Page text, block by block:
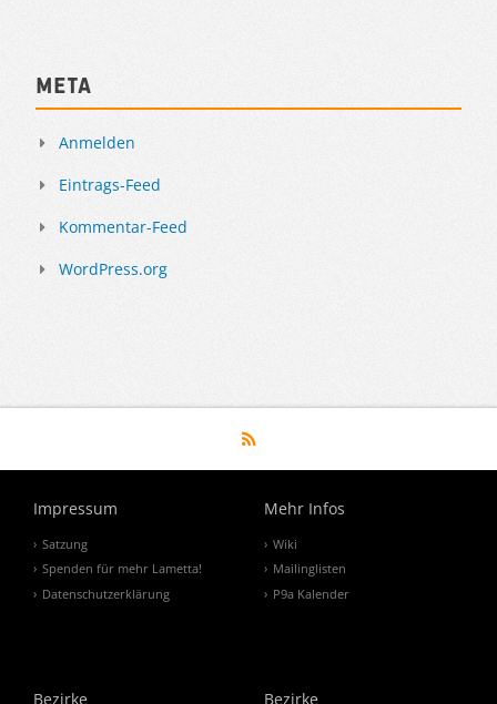
Meta
Anmelden
Eintrags-Feed
Kommentar-Feed
WordPress.org
Impressum
Satzung
Spenden für mehr Lametta!
Datenschutzerklärung
Mehr Infos
Wiki
Mailinglisten
P9a Kalender
Bezirke Bezirke